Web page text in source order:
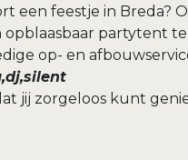
een feestje in Breda?
opblaasbaar partytent
op- en
jij zorgeloos kunt